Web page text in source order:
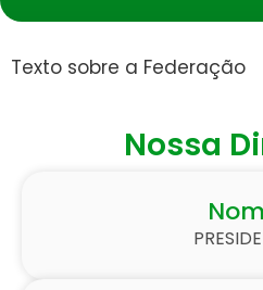
Texto sobre a Federação
Nossa